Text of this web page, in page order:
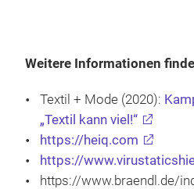
Weitere Informationen
Textil + Mode (2020):
„Textil kann viel!“
https://heiq.com
https://
https://www.braendl.de/